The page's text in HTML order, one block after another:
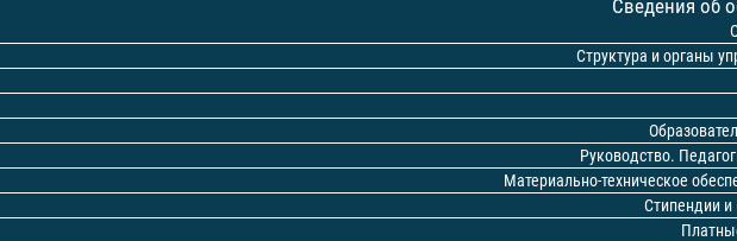
Сведения об
Структура и органы
Руководство.
Материально-техническое
Стипендии